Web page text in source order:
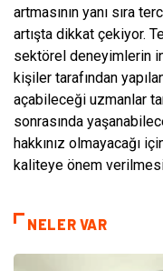
artmasının yanı sıra
artışta dikkat çekiyor.
sektörel deneyimlerin
kişiler tarafından
açabileceği uzmanlar
sonrasında
hakkınız olmayacağı
kaliteye önem
NELER VAR